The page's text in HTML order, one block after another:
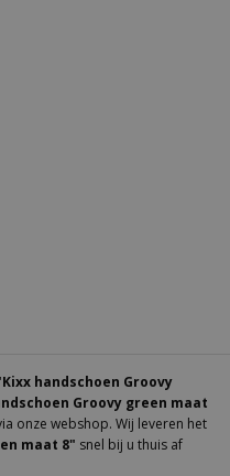
handschoen Groovy
Groovy green maat
onze webshop. Wij leveren het
maat 8" snel bij u thuis af